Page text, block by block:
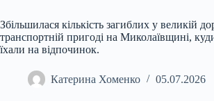
Збільшилася кількість загиблих у великій
транспортній пригоді на Миколаївщині,
їхали на відпочинок.
Катерина Хоменко 05.07.2026